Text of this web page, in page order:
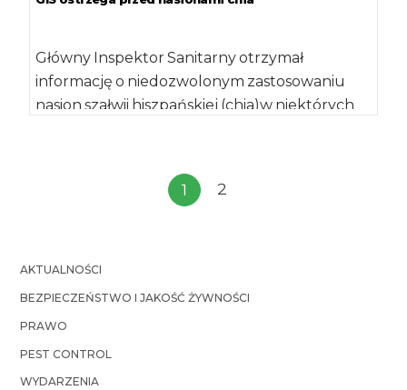
Główny Inspektor Sanitarny otrzymał
informację o niedozwolonym zastosowaniu
nasion szałwii hiszpańskiej (chia)w niektórych
1 2
AKTUALNOŚCI
BEZPIECZEŃSTWO I JAKOŚĆ ŻYWNOŚCI
PRAWO
PEST CONTROL
WYDARZENIA